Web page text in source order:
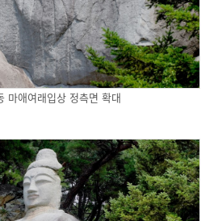
마애여래입상 정측면 확대